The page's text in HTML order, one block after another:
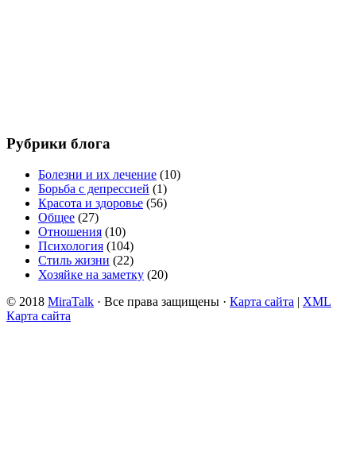
Рубрики блога
Болезни и их лечение (10)
Борьба с депрессией (1)
Красота и здоровье (56)
Общее (27)
Отношения (10)
Психология (104)
Стиль жизни (22)
Хозяйке на заметку (20)
© 2018 MiraTalk · Все права защищены · Карта сайта | XML
Карта сайта